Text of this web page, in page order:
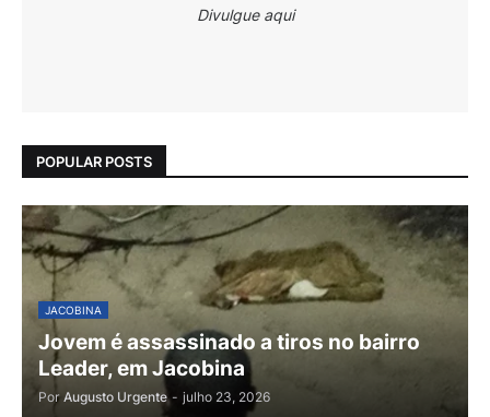
Divulgue aqui
POPULAR POSTS
JACOBINA
Jovem é assassinado a tiros no bairro
Leader, em Jacobina
Por Augusto Urgente - julho 23, 2026